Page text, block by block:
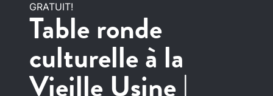
GRATUIT!
Table ronde
culturelle à la
Vieille Usine |